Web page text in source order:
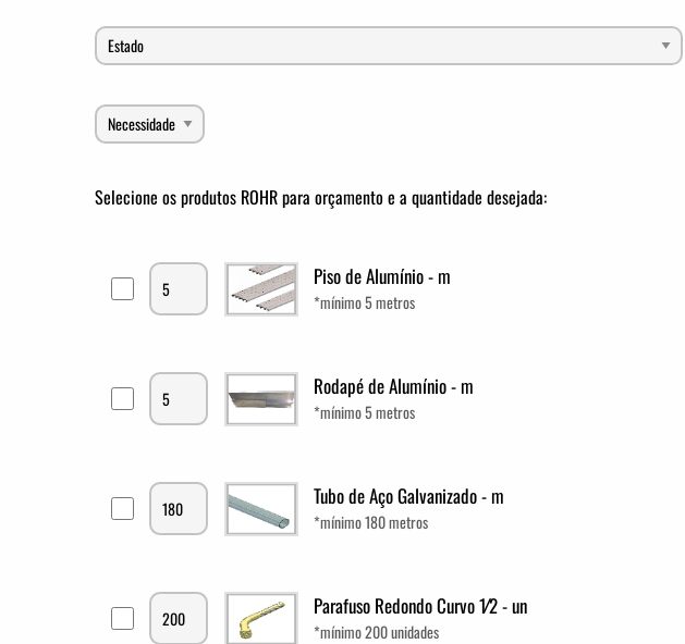
Selecione os produtos ROHR para orçamento e a quantidade desejada:
Piso de Alumínio - m
*mínimo 5 metros
Rodapé de Alumínio - m
*mínimo 5 metros
Tubo de Aço Galvanizado - m
*mínimo 180 metros
Parafuso Redondo Curvo 1⁄2 - un
*mínimo 200 unidades